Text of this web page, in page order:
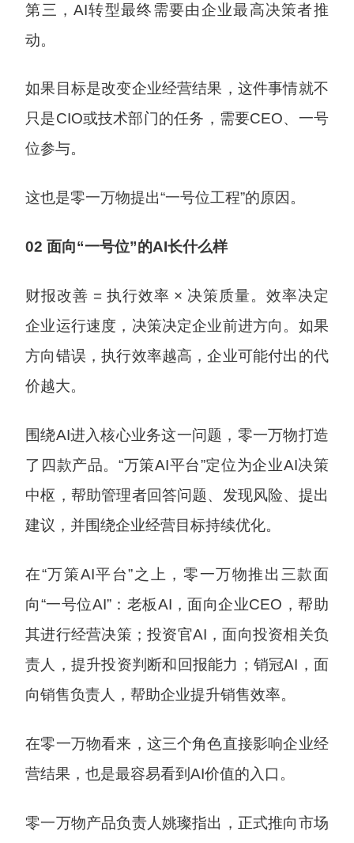
第三，AI转型最终需要由企业最高决策者推
动。
如果目标是改变企业经营结果，这件事情就不
只是CIO或技术部门的任务，需要CEO、一号
位参与。
这也是零一万物提出“一号位工程”的原因。
02 面向“一号位”的AI长什么样
财报改善 = 执行效率 × 决策质量。效率决定
企业运行速度，决策决定企业前进方向。如果
方向错误，执行效率越高，企业可能付出的代
价越大。
围绕AI进入核心业务这一问题，零一万物打造
了四款产品。“万策AI平台”定位为企业AI决策
中枢，帮助管理者回答问题、发现风险、提出
建议，并围绕企业经营目标持续优化。
在“万策AI平台”之上，零一万物推出三款面
向“一号位AI”：老板AI，面向企业CEO，帮助
其进行经营决策；投资官AI，面向投资相关负
责人，提升投资判断和回报能力；销冠AI，面
向销售负责人，帮助企业提升销售效率。
在零一万物看来，这三个角色直接影响企业经
营结果，也是最容易看到AI价值的入口。
零一万物产品负责人姚璨指出，正式推向市场